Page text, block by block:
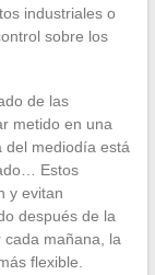
industriales o
sobre los
de las
metido en una
del mediodía está
Estos
y evitan
después de la
mañana, la
flexible.